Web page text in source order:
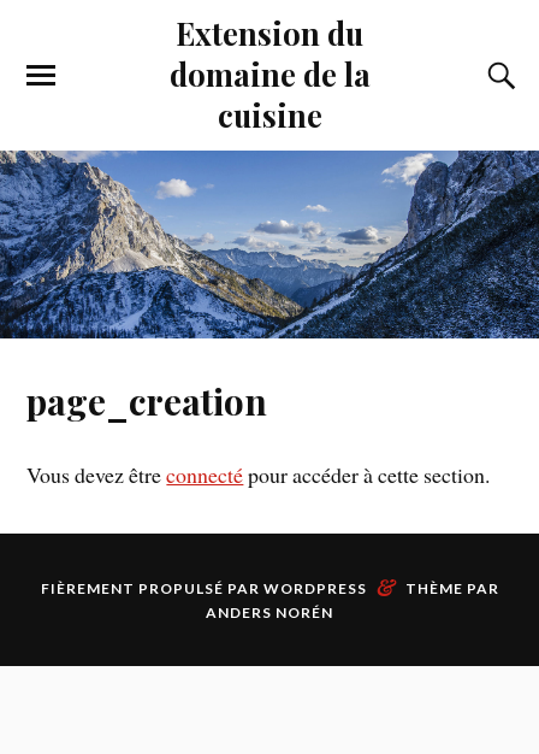
Extension du
domaine de la
cuisine
page_creation
Vous devez êtreconnectépour accéder à cette section.
FIÈREMENT PROPULSÉ PAR WORDPRESS &
THÈME PAR
ANDERS NORÉN